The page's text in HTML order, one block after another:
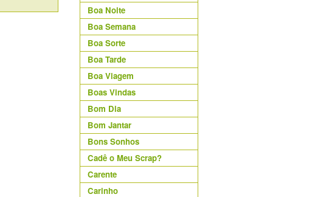
Boa Noite
Boa Semana
Boa Sorte
Boa Tarde
Boa Viagem
Boas Vindas
Bom Dia
Bom Jantar
Bons Sonhos
Cadê o Meu Scrap?
Carente
Carinho